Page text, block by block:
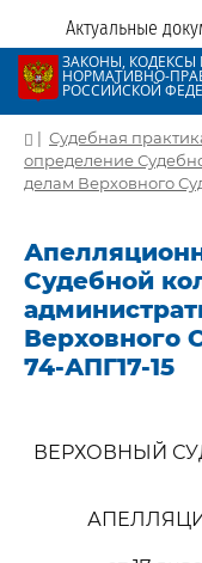
Актуальные
ЗАКОНЫ, КОДЕКСЫ
НОРМАТИВНО-
РОССИЙСКОЙ
| Судебная
определение
делам Верховного
Судебной
Верховного
74-АПГ17-15
ВЕРХОВНЫЙ